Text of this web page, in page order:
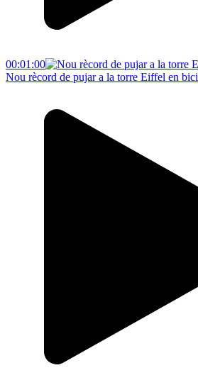
00:01:00
Nou rècord de pujar a la torre Eiffel en bici